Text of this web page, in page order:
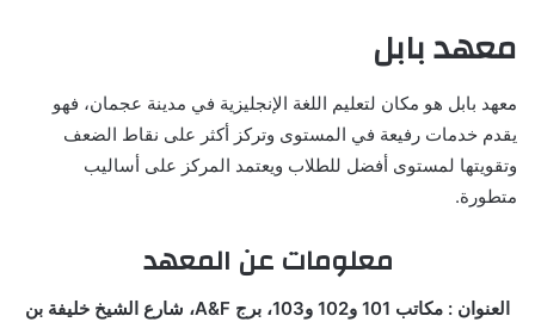
معهد بابل
معهد بابل هو مكان لتعليم اللغة الإنجليزية في مدينة عجمان، فهو
يقدم خدمات رفيعة في المستوى وتركز أكثر على نقاط الضعف
وتقويتها لمستوى أفضل للطلاب ويعتمد المركز على أساليب
متطورة.
معلومات عن المعهد
العنوان : مكاتب 101 و102 و103، برج A&F، شارع الشيخ خليفة بن